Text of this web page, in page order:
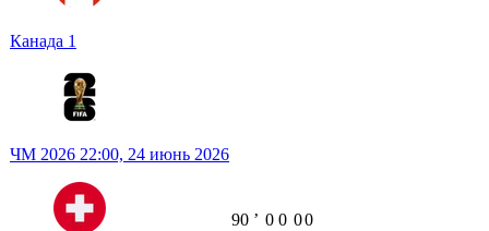
Канада 1
ЧМ 2026 22:00, 24 июнь 2026
90 ʼ 0 0 00